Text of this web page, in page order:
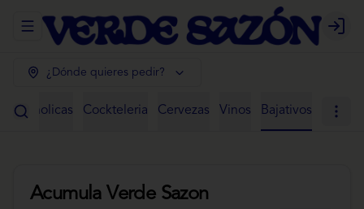
Abrir menu de navegación Login
¿Dónde quieres pedir?
Alcoholicas Cockteleria Cervezas Vinos Bajativos
Acumula Verde Sazon